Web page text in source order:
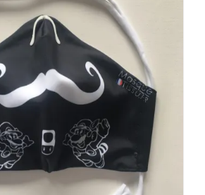
11,00€.5,00€.
AU PANIER / DÉTAILS